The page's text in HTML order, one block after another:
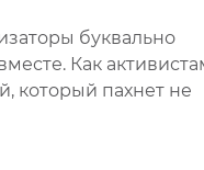
буквально
Как
который пахнет не